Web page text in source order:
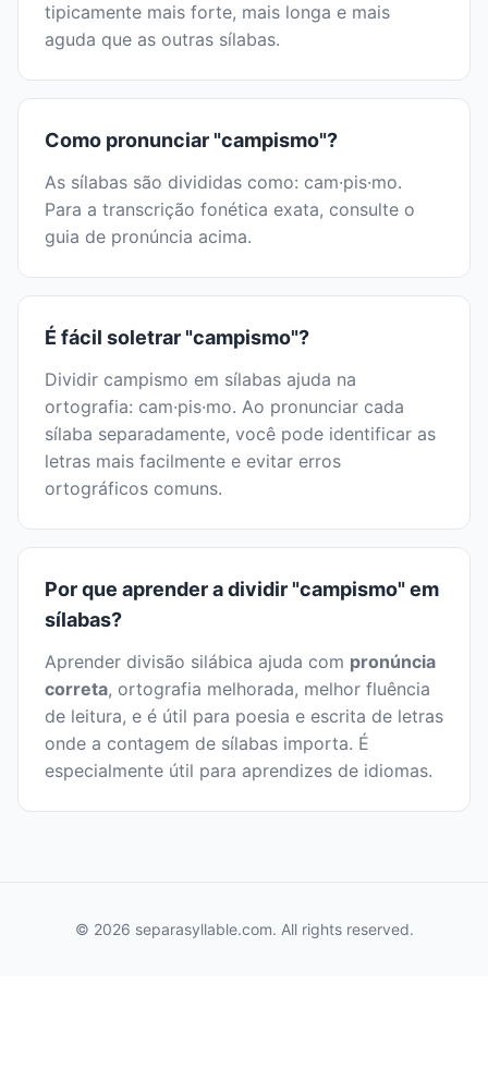
tipicamente mais forte, mais longa e mais
aguda que as outras sílabas.
Como pronunciar "campismo"?
As sílabas são divididas como: cam·pis·mo.
Para a transcrição fonética exata, consulte o
guia de pronúncia acima.
É fácil soletrar "campismo"?
Dividir campismo em sílabas ajuda na
ortografia: cam·pis·mo. Ao pronunciar cada
sílaba separadamente, você pode identificar as
letras mais facilmente e evitar erros
ortográficos comuns.
Por que aprender a dividir "campismo" em
sílabas?
Aprender divisão silábica ajuda com pronúncia
correta, ortografia melhorada, melhor fluência
de leitura, e é útil para poesia e escrita de letras
onde a contagem de sílabas importa. É
especialmente útil para aprendizes de idiomas.
© 2026 separasyllable.com. All rights reserved.